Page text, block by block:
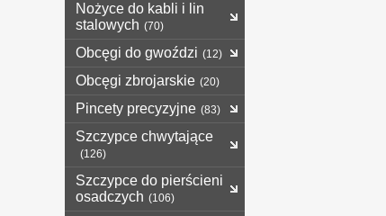
Nożyce do kabli i lin
stalowych (70)
Obcęgi do gwoździ (12)
Obcęgi zbrojarskie (20)
Pincety precyzyjne (83)
Szczypce chwytające
(126)
Szczypce do pierścieni
osadczych (106)